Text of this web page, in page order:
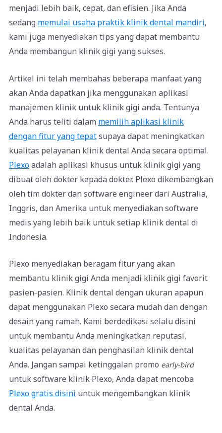
menjadi lebih baik, cepat, dan efisien. Jika Anda
sedang memulai usaha praktik klinik dental mandiri,
kami juga menyediakan tips yang dapat membantu
Anda membangun klinik gigi yang sukses.
Artikel ini telah membahas beberapa manfaat yang
akan Anda dapatkan jika menggunakan aplikasi
manajemen klinik untuk klinik gigi anda. Tentunya
Anda harus teliti dalam memilih aplikasi klinik
dengan fitur yang tepatsupaya dapat meningkatkan
kualitas pelayanan klinik dental Anda secara optimal.
Plexoadalah aplikasi khusus untuk klinik gigi yang
dibuat oleh dokter kepada dokter. Plexo dikembangkan
oleh tim dokter dan software engineer dari Australia,
Inggris, dan Amerika untuk menyediakan software
medis yang lebih baik untuk setiap klinik dental di
Indonesia.
Plexo menyediakan beragam fitur yang akan
membantu klinik gigi Anda menjadi klinik gigi favorit
pasien-pasien. Klinik dental dengan ukuran apapun
dapat menggunakan Plexo secara mudah dan dengan
desain yang ramah. Kami berdedikasi selalu disini
untuk membantu Anda meningkatkan reputasi,
kualitas pelayanan dan penghasilan klinik dental
Anda. Jangan sampai ketinggalan promo early-bird
untuk software klinik Plexo, Anda dapat mencoba
Plexo gratis disini untuk mengembangkan klinik
dental Anda.